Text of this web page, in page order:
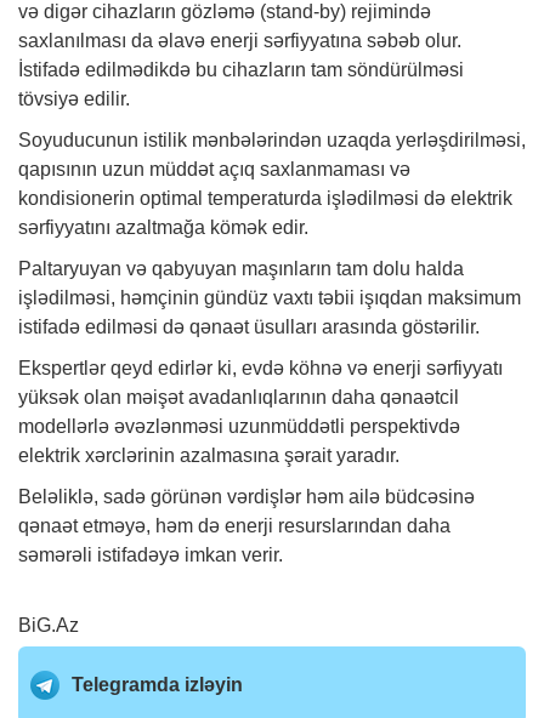
və digər cihazların gözləmə (stand-by) rejimində
saxlanılması da əlavə enerji sərfiyyatına səbəb olur.
İstifadə edilmədikdə bu cihazların tam söndürülməsi
tövsiyə edilir.
Soyuducunun istilik mənbələrindən uzaqda yerləşdirilməsi,
qapısının uzun müddət açıq saxlanmaması və
kondisionerin optimal temperaturda işlədilməsi də elektrik
sərfiyyatını azaltmağa kömək edir.
Paltaryuyan və qabyuyan maşınların tam dolu halda
işlədilməsi, həmçinin gündüz vaxtı təbii işıqdan maksimum
istifadə edilməsi də qənaət üsulları arasında göstərilir.
Ekspertlər qeyd edirlər ki, evdə köhnə və enerji sərfiyyatı
yüksək olan məişət avadanlıqlarının daha qənaətcil
modellərlə əvəzlənməsi uzunmüddətli perspektivdə
elektrik xərclərinin azalmasına şərait yaradır.
Beləliklə, sadə görünən vərdişlər həm ailə büdcəsinə
qənaət etməyə, həm də enerji resurslarından daha
səmərəli istifadəyə imkan verir.
BiG.Az
Telegramda izləyin